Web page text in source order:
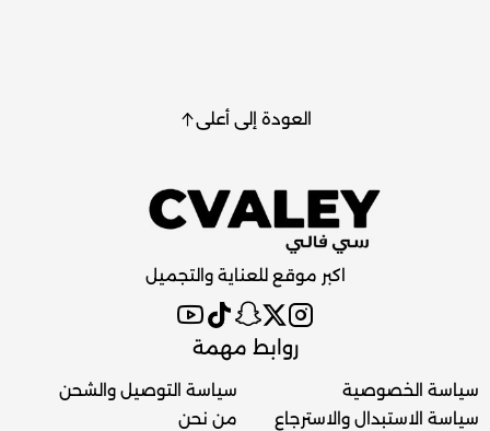
العودة إلى أعلى
اكبر موقع للعناية والتجميل
روابط مهمة
سياسة الخصوصية
سياسة الاستبدال والاسترجاع
سياسة التوصيل والشحن
من نحن